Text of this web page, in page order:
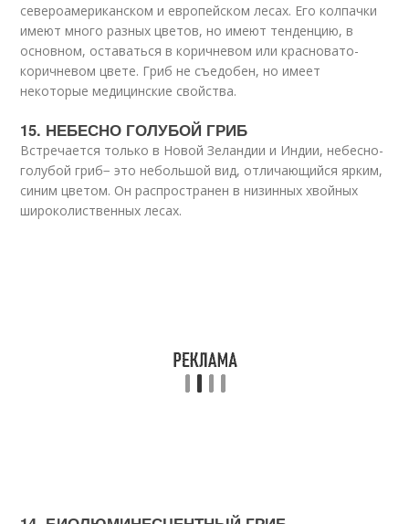
североамериканском и европейском лесах. Его колпачки
имеют много разных цветов, но имеют тенденцию, в
основном, оставаться в коричневом или красновато-
коричневом цвете. Гриб не съедобен, но имеет
некоторые медицинские свойства.
15. НЕБЕСНО ГОЛУБОЙ ГРИБ
Встречается только в Новой Зеландии и Индии, небесно-
голубой гриб− это небольшой вид, отличающийся ярким,
синим цветом. Он распространен в низинных хвойных
широколиственных лесах.